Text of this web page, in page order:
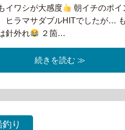
イワシが大感度
朝イチのポイ
ヒラマサダブルHITでしたが…
針外れ
２箇…
続きを読む ≫
釣り